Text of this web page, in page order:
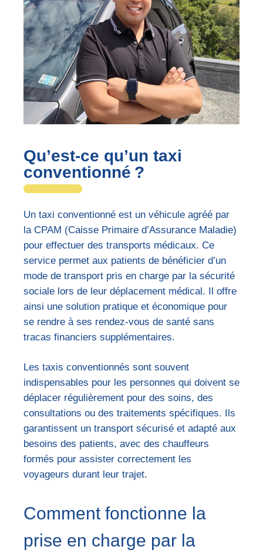
Qu’est-ce qu’un taxi
conventionné ?
Un taxi conventionné est un véhicule agréé par
la CPAM (Caisse Primaire d’Assurance Maladie)
pour effectuer des transports médicaux. Ce
service permet aux patients de bénéficier d’un
mode de transport pris en charge par la sécurité
sociale lors de leur déplacement médical. Il offre
ainsi une solution pratique et économique pour
se rendre à ses rendez-vous de santé sans
tracas financiers supplémentaires.
Les taxis conventionnés sont souvent
indispensables pour les personnes qui doivent se
déplacer régulièrement pour des soins, des
consultations ou des traitements spécifiques. Ils
garantissent un transport sécurisé et adapté aux
besoins des patients, avec des chauffeurs
formés pour assister correctement les
voyageurs durant leur trajet.
Comment fonctionne la
prise en charge par la